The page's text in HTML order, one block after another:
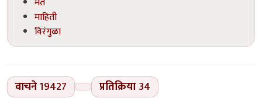
माहिती
विरंगुळा
वाचने19427 प्रतिक्रिया 34